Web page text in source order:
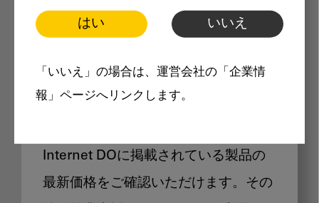
はい いいえ
「いいえ」の場合は、運営会社の「企業情
報」ページへリンクします。
製品価格も閲覧可能
Internet DOに掲載されている製品の
最新価格をご確認いただけます。その